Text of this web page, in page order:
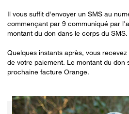
Il vous suffit d'envoyer un SMS au
commençant par 9 communiqué par
montant du don dans le corps du SMS.
Quelques instants après, vous
de votre paiement. Le montant du don
prochaine facture Orange.